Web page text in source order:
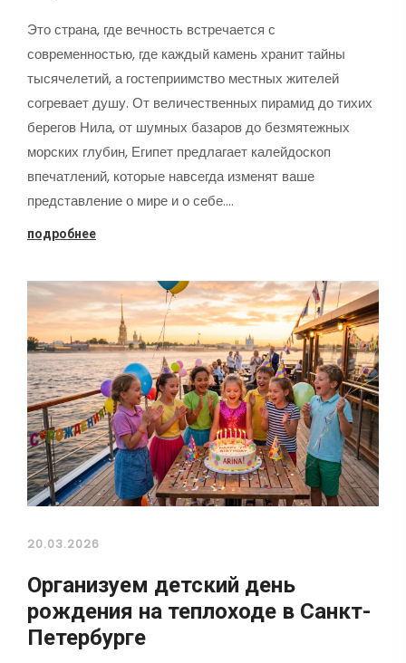
Это страна, где вечность встречается с
современностью, где каждый камень хранит тайны
тысячелетий, а гостеприимство местных жителей
согревает душу. От величественных пирамид до тихих
берегов Нила, от шумных базаров до безмятежных
морских глубин, Египет предлагает калейдоскоп
впечатлений, которые навсегда изменят ваше
представление о мире и о себе.…
подробнее
20.03.2026
Организуем детский день
рождения на теплоходе в Санкт-
Петербурге